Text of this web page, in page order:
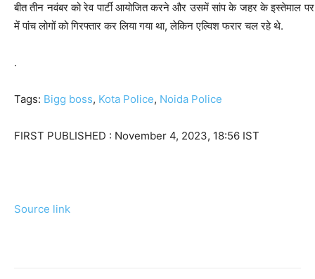
बीत तीन नवंबर को रेव पार्टी आयोजित करने और उसमें सांप के जहर के इस्तेमाल
में पांच लोगों को गिरफ्तार कर लिया गया था, लेकिन एल्विश फरार चल रहे थे.
.
Tags: Bigg boss, Kota Police, Noida Police
FIRST PUBLISHED : November 4, 2023, 18:56 IST
Source link